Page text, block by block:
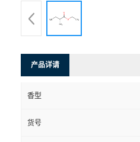
产品详请
香型
货号